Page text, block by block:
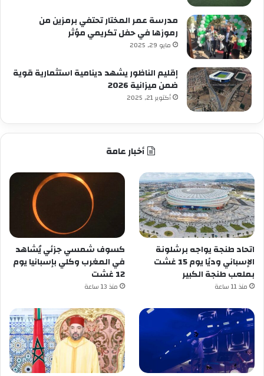
مدرسة عمر المختار تحتفي برمزين من
رموزها في حفل تكريمي مؤثر
مايو 29, 2025
إقليم الناظور يشهد دينامية استثمارية قوية
ضمن ميزانية 2026
أكتوبر 21, 2025
أخبار عامة
اتحاد طنجة يواجه برشلونة
الإسباني وديًا يوم 15 غشت
بملعب طنجة الكبير
منذ 11 ساعة
كسوف شمسي جزئي يُشاهد
في المغرب وكلي بإسبانيا يوم
12 غشت
منذ 13 ساعة